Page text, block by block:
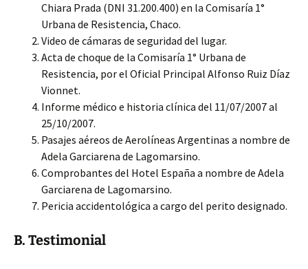
Chiara Prada (DNI 31.200.400) en la Comisaría 1°
Urbana de Resistencia, Chaco.
Video de cámaras de seguridad del lugar.
Acta de choque de la Comisaría 1° Urbana de
Resistencia, por el Oficial Principal Alfonso Ruiz Díaz
Vionnet.
Informe médico e historia clínica del 11/07/2007 al
25/10/2007.
Pasajes aéreos de Aerolíneas Argentinas a nombre de
Adela Garciarena de Lagomarsino.
Comprobantes del Hotel España a nombre de Adela
Garciarena de Lagomarsino.
Pericia accidentológica a cargo del perito designado.
B. Testimonial